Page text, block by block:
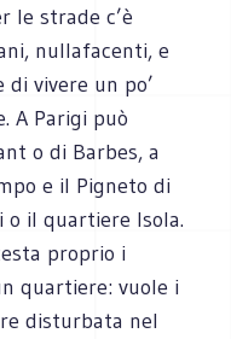
le strade c’è
nullafacenti, e
vivere un po’
A Parigi può
o di Barbes, a
e il Pigneto di
o il quartiere Isola.
proprio i
quartiere: vuole i
disturbata nel